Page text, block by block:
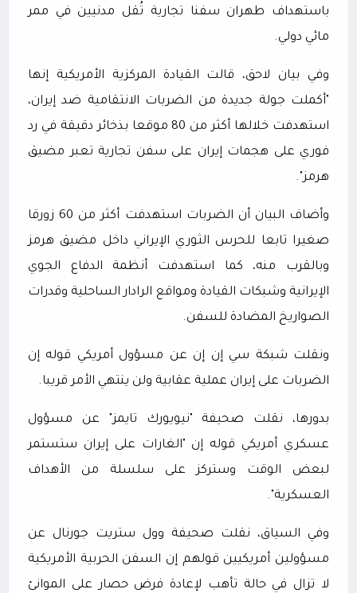
باستهداف طهران سفنا تجارية تُقل مدنيين في ممر
مائي دولي.
وفي بيان لاحق، قالت القيادة المركزية الأمريكية إنها
"أكملت جولة جديدة من الضربات الانتقامية ضد إيران،
استهدفت خلالها أكثر من 80 موقعا بذخائر دقيقة في رد
فوري على هجمات إيران على سفن تجارية تعبر مضيق
هرمز".
وأضاف البيان أن الضربات استهدفت أكثر من 60 زورقا
صغيرا تابعا للحرس الثوري الإيراني داخل مضيق هرمز
وبالقرب منه، كما استهدفت أنظمة الدفاع الجوي
الإيرانية وشبكات القيادة ومواقع الرادار الساحلية وقدرات
الصواريخ المضادة للسفن.
ونقلت شبكة سي إن إن عن مسؤول أمريكي قوله إن
الضربات على إيران عملية عقابية ولن ينتهي الأمر قريبا.
بدورها، نقلت صحيفة "نيويورك تايمز" عن مسؤول
عسكري أمريكي قوله إن "الغارات على إيران ستستمر
لبعض الوقت وستركز على سلسلة من الأهداف
العسكرية".
وفي السياق، نقلت صحيفة وول ستريت جورنال عن
مسؤولين أمريكيين قولهم إن السفن الحربية الأمريكية
لا تزال في حالة تأهب لإعادة فرض حصار على الموانئ